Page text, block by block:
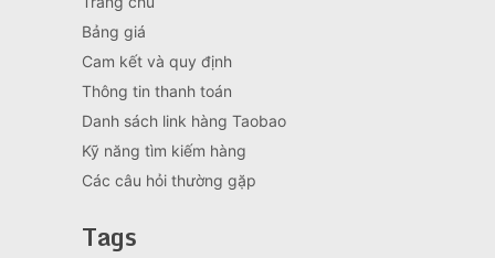
Bảng giá
Cam kết và quy định
Thông tin thanh toán
Danh sách link hàng Taobao
Kỹ năng tìm kiếm hàng
Các câu hỏi thường gặp
Tags